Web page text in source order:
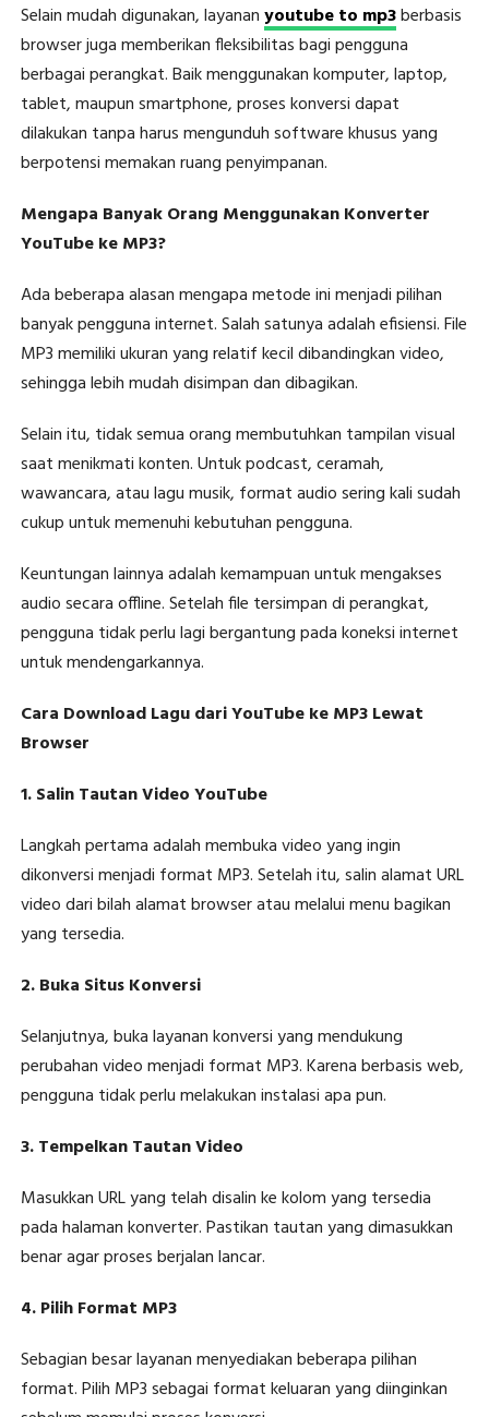
Selain mudah digunakan, layananyoutube to mp3berbasis
browser juga memberikan fleksibilitas bagi pengguna
berbagai perangkat. Baik menggunakan komputer, laptop,
tablet, maupun smartphone, proses konversi dapat
dilakukan tanpa harus mengunduh software khusus yang
berpotensi memakan ruang penyimpanan.
Mengapa Banyak Orang Menggunakan Konverter
YouTube ke MP3?
Ada beberapa alasan mengapa metode ini menjadi pilihan
banyak pengguna internet. Salah satunya adalah efisiensi. File
MP3 memiliki ukuran yang relatif kecil dibandingkan video,
sehingga lebih mudah disimpan dan dibagikan.
Selain itu, tidak semua orang membutuhkan tampilan visual
saat menikmati konten. Untuk podcast, ceramah,
wawancara, atau lagu musik, format audio sering kali sudah
cukup untuk memenuhi kebutuhan pengguna.
Keuntungan lainnya adalah kemampuan untuk mengakses
audio secara offline. Setelah file tersimpan di perangkat,
pengguna tidak perlu lagi bergantung pada koneksi internet
untuk mendengarkannya.
Cara Download Lagu dari YouTube ke MP3 Lewat
Browser
1. Salin Tautan Video YouTube
Langkah pertama adalah membuka video yang ingin
dikonversi menjadi format MP3. Setelah itu, salin alamat URL
video dari bilah alamat browser atau melalui menu bagikan
yang tersedia.
2. Buka Situs Konversi
Selanjutnya, buka layanan konversi yang mendukung
perubahan video menjadi format MP3. Karena berbasis web,
pengguna tidak perlu melakukan instalasi apa pun.
3. Tempelkan Tautan Video
Masukkan URL yang telah disalin ke kolom yang tersedia
pada halaman konverter. Pastikan tautan yang dimasukkan
benar agar proses berjalan lancar.
4. Pilih Format MP3
Sebagian besar layanan menyediakan beberapa pilihan
format. Pilih MP3 sebagai format keluaran yang diinginkan